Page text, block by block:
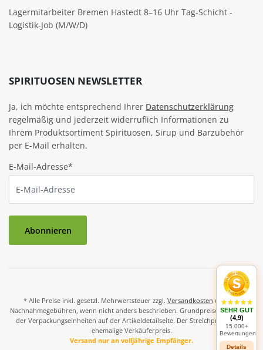
Lagermitarbeiter Bremen Hastedt 8–16 Uhr Tag-Schicht -
Logistik-Job (M/W/D)
SPIRITUOSEN NEWSLETTER
Ja, ich möchte entsprechend Ihrer Datenschutzerklärung
regelmäßig und jederzeit widerruflich Informationen zu
Ihrem Produktsortiment Spirituosen, Sirup und Barzubehör
per E-Mail erhalten.
E-Mail-Adresse*
Abonnieren
* Alle Preise inkl. gesetzl. Mehrwertsteuer zzgl. Versandkosten und ggf.
Nachnahmegebühren, wenn nicht anders beschrieben. Grundpreise und Preise
der Verpackungseinheiten auf der Artikeldetailseite. Der Streichpreis ist der
ehemalige Verkäuferpreis.
Versand nur an volljährige Empfänger.
SEHR GUT
(4,9)
15.000+
Bewertungen
Details